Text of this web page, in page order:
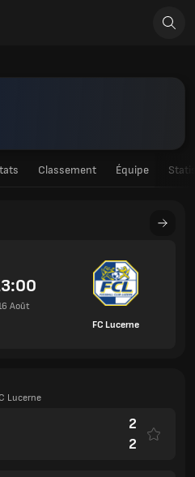
Classement Équipe
Août
FC Lucerne
Lucerne
2
2